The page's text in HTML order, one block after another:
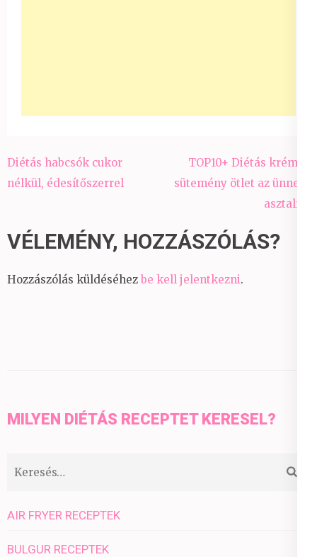
Bejegyzés
navigáció
Diétás habcsók cukor
nélkül, édesítőszerrel
TOP10+ Diétás krémes
sütemény ötlet az ünnepi
asztalra!
VÉLEMÉNY, HOZZÁSZÓLÁS?
Hozzászólás küldéséhez be kell jelentkezni.
MILYEN DIÉTÁS RECEPTET KERESEL?
Keresés:
AIR FRYER RECEPTEK
BULGUR RECEPTEK